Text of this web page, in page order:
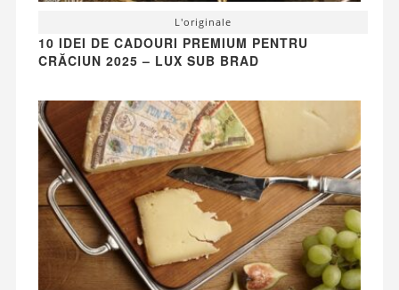
L'originale
10 IDEI DE CADOURI PREMIUM PENTRU
CRĂCIUN 2025 – LUX SUB BRAD